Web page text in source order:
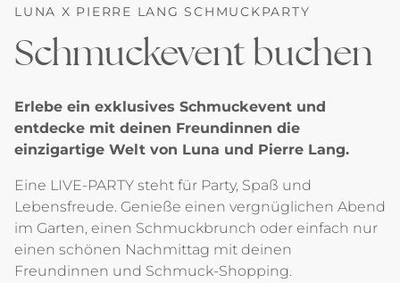
LUNA X PIERRE LANG SCHMUCKPARTY
Schmuckevent buchen
Erlebe ein exklusives Schmuckevent und
entdecke mit deinen Freundinnen die
einzigartige Welt von Luna und Pierre Lang.
Eine LIVE-PARTY steht für Party, Spaß und
Lebensfreude. Genieße einen vergnüglichen Abend
im Garten, einen Schmuckbrunch oder einfach nur
einen schönen Nachmittag mit deinen
Freundinnen und Schmuck-Shopping.